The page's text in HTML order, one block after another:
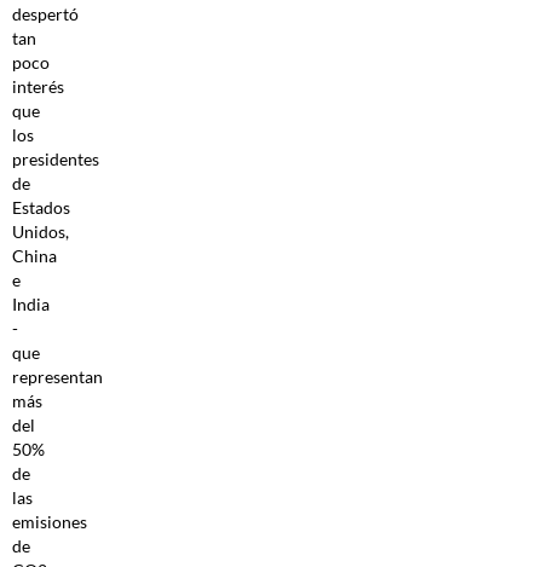
despertó
tan
poco
interés
que
los
presidentes
de
Estados
Unidos,
China
e
India
-
que
representan
más
del
50%
de
las
emisiones
de